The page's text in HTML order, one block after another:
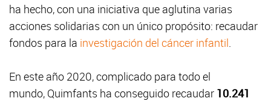
ha hecho, con una iniciativa que aglutina varias
acciones solidarias con un único propósito: recaudar
fondos para la investigación del cáncer infantil.
En este año 2020, complicado para todo el
mundo, Quimfants ha conseguido recaudar 10.241